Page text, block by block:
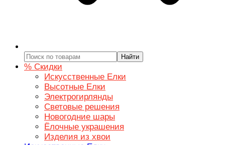
Найти
% Скидки
Искусственные Елки
Высотные Елки
Электрогирлянды
Световые решения
Новогодние шары
Ёлочные украшения
Изделия из хвои